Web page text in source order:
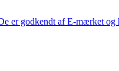
godkendt af E-mærket